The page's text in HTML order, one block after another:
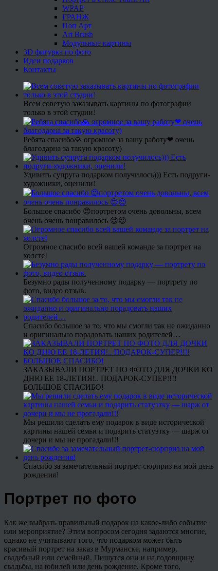
WPAP
ГРАНЖ
Поп Арт
Art Brush
Модульные картины
3D фигурка по фото
Идеи подарков
Контакты
Всем советую заказывать картины по фотографии
только в этой студии!
Ребята спасибо🙏 огромное за вашу работу❤ очень
благодарна за такую красоту)
Удивить супруга подарком получилось))) Есть подруги-
художники, оценили!
Большое спасибо 😍портретом очень довольны, всем
очень очень понравилось 😍😍
Огромное спасибо всей вашей команде за портрет на
холсте!
Безумно рады полученному подарку — портрету по
фото, видео отзыв.
Спасибо большое за то, что мы смогли так не ожиданно
и оригинально порадовать наших родителей…
ЗАКАЗЫВАЛИ ПОРТРЕТ ПО ФОТО ДЛЯ ДОЧКИ КО
ДНЮ ЕЕ 18-ЛЕТИЯ!.. ПОДАРОК-СУПЕР!!!!
БОЛЬШОЕ СПАСИБО!
Мы решили сделать ему подарок в виде исторической
картины нашей семьи и подарить статуэтку — шарж от
дочери и мы не прогадали!!!
Спасибо за замечательный портрет-сюрприз на мой день
рождения!
Портрет по фото
Как же выбрать правильный подарок на какое-либо событие
или мероприятие? Этим вопросом сегодня задаются многие,
однако не учитывают того, что подарком может быть
красивый портрет на заказ в Мурманске, например,
свадебный или семейный. Пишутся они и на годовщину
свадьбы, на юбилей или день рождение. Кроме того,